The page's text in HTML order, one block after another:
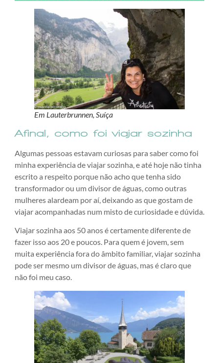
Em Lauterbrunnen, Suíça
Afinal, como foi viajar sozinha
Algumas pessoas estavam curiosas para saber como foi
minha experiência de viajar sozinha, e até hoje não tinha
escrito a respeito porque não acho que tenha sido
transformador ou um divisor de águas, como outras
mulheres alardeam por aí, deixando as que gostam de
viajar acompanhadas num misto de curiosidade e dúvida.
Viajar sozinha aos 50 anos é certamente diferente de
fazer isso aos 20 e poucos. Para quem é jovem, sem
muita experiência fora do âmbito familiar, viajar sozinha
pode ser mesmo um divisor de águas, mas é claro que
não foi meu caso.